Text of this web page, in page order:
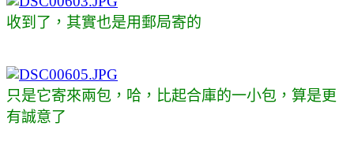
收到了，其實也是用郵局寄的
只是它寄來兩包，哈，比起合庫的一小包，算是更
有誠意了